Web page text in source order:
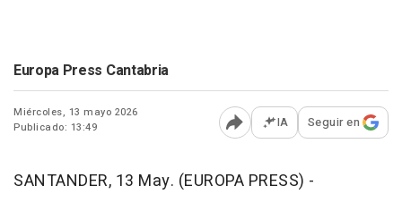
Europa Press Cantabria
Miércoles, 13 mayo 2026
Publicado: 13:49
Abrir opciones para
IA Seguir en
SANTANDER, 13 May. (EUROPA PRESS) -